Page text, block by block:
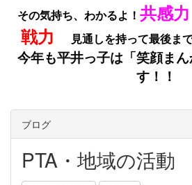
その気持ち、わかるよ！ 共感力
戦力
見通しを持って最後ま
今年も平井っ子は「笑顔ま
す！！
ブログ
PTA・地域の活動